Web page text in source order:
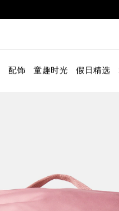
配饰 童趣时光 假日精选